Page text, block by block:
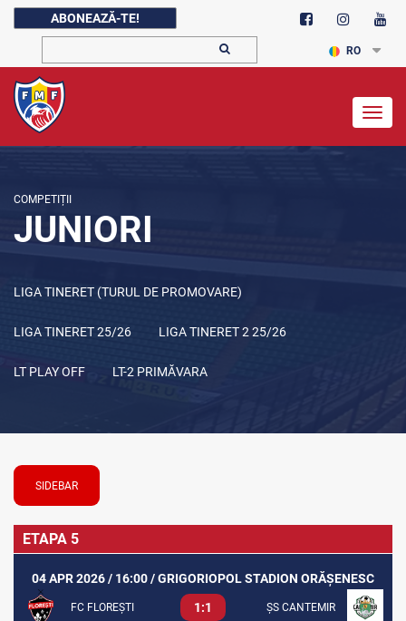
ABONEAZĂ-TE!
RO
COMPETIȚII
JUNIORI
LIGA TINERET (TURUL DE PROMOVARE)
LIGA TINERET 25/26 LIGA TINERET 2 25/26
LT PLAY OFF LT-2 PRIMĂVARA
SIDEBAR
ETAPA 5
04 APR 2026 / 16:00 / GRIGORIOPOL STADION ORĂȘENESC
FC FLOREȘTI 1:1 ȘS CANTEMIR